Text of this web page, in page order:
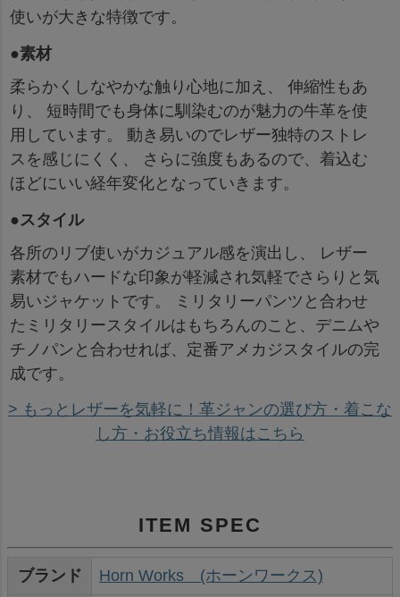
使いが大きな特徴です。
●素材
柔らかくしなやかな触り心地に加え、 伸縮性もあ
り、 短時間でも身体に馴染むのが魅力の牛革を使
用しています。 動き易いのでレザー独特のストレ
スを感じにくく、 さらに強度もあるので、着込む
ほどにいい経年変化となっていきます。
●スタイル
各所のリブ使いがカジュアル感を演出し、 レザー
素材でもハードな印象が軽減され気軽でさらりと気
易いジャケットです。 ミリタリーパンツと合わせ
たミリタリースタイルはもちろんのこと、デニムや
チノパンと合わせれば、定番アメカジスタイルの完
成です。
> もっとレザーを気軽に！革ジャンの選び方・着こな
し方・お役立ち情報はこちら
ITEM SPEC
ブランド Horn Works (ホーンワークス)